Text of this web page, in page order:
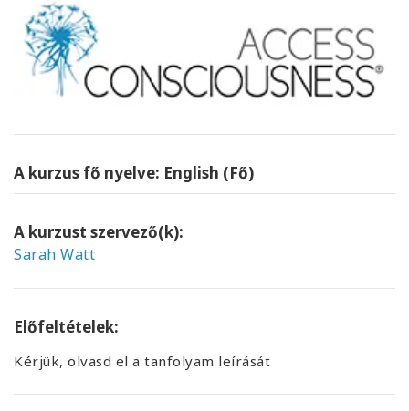
A kurzus fő nyelve: English (Fő)
A kurzust szervező(k):
Sarah Watt
Előfeltételek:
Kérjük, olvasd el a tanfolyam leírását